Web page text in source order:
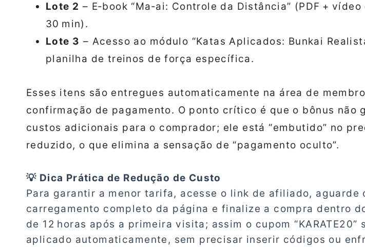
Lote 2 – E‑book “Ma‑ai: Controle da Distância” (PDF + vídeo
30 min).
Lote 3 – Acesso ao módulo “Katas Aplicados: Bunkai
planilha de treinos de força específica.
Esses itens são entregues automaticamente na área de
confirmação de pagamento. O ponto crítico é que o bônus não
custos adicionais para o comprador; ele está “embutido” no
reduzido, o que elimina a sensação de “pagamento oculto”.
💡 Dica Prática de Redução de Custo
Para garantir a menor tarifa, acesse o link de afiliado, aguarde
carregamento completo da página e finalize a compra dentro
de 12 horas após a primeira visita; assim o cupom “KARATE20”
aplicado automaticamente, sem precisar inserir códigos ou